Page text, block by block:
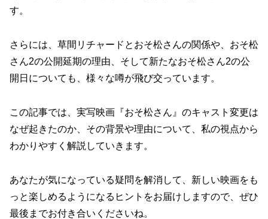
す。
さらには、草間リチャードとおそ松さんの関係や、おそ松
さん2の公開延期の理由、そして新たなおそ松さん2の公
開日についても、様々な噂が飛び交っています。
この記事では、実写映画『おそ松さん』のキャスト変更は
なぜ起きたのか、その背景や理由について、私の視点から
わかりやすく解説していきます。
あなたが気になっている疑問を解消して、新しい映画をも
っと楽しめるようになるヒントをお届けしますので、ぜひ
最後までお付き合いくださいね。